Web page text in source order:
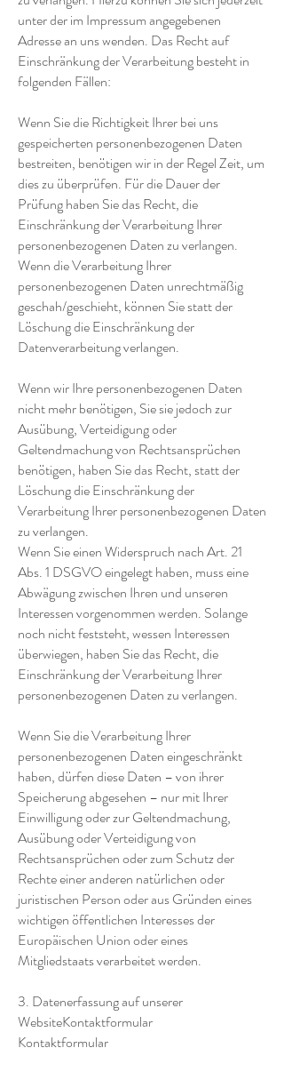
unter der im Impressum angegebenen
Adresse an uns wenden. Das Recht auf
Einschränkung der Verarbeitung besteht in
folgenden Fällen:
Wenn Sie die Richtigkeit Ihrer bei uns
gespeicherten personenbezogenen Daten
bestreiten, benötigen wir in der Regel Zeit, um
dies zu überprüfen. Für die Dauer der
Prüfung haben Sie das Recht, die
Einschränkung der Verarbeitung Ihrer
personenbezogenen Daten zu verlangen.
Wenn die Verarbeitung Ihrer
personenbezogenen Daten unrechtmäßig
geschah/geschieht, können Sie statt der
Löschung die Einschränkung der
Datenverarbeitung verlangen.
Wenn wir Ihre personenbezogenen Daten
nicht mehr benötigen, Sie sie jedoch zur
Ausübung, Verteidigung oder
Geltendmachung von Rechtsansprüchen
benötigen, haben Sie das Recht, statt der
Löschung die Einschränkung der
Verarbeitung Ihrer personenbezogenen Daten
zu verlangen.
Wenn Sie einen Widerspruch nach Art. 21
Abs. 1 DSGVO eingelegt haben, muss eine
Abwägung zwischen Ihren und unseren
Interessen vorgenommen werden. Solange
noch nicht feststeht, wessen Interessen
überwiegen, haben Sie das Recht, die
Einschränkung der Verarbeitung Ihrer
personenbezogenen Daten zu verlangen.
Wenn Sie die Verarbeitung Ihrer
personenbezogenen Daten eingeschränkt
haben, dürfen diese Daten – von ihrer
Speicherung abgesehen – nur mit Ihrer
Einwilligung oder zur Geltendmachung,
Ausübung oder Verteidigung von
Rechtsansprüchen oder zum Schutz der
Rechte einer anderen natürlichen oder
juristischen Person oder aus Gründen eines
wichtigen öffentlichen Interesses der
Europäischen Union oder eines
Mitgliedstaats verarbeitet werden.
3. Datenerfassung auf unserer
WebsiteKontaktformular
Kontaktformular